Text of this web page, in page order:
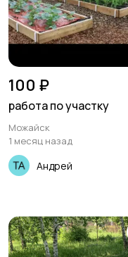
100 ₽
работа по участку
Можайск
1 месяц назад
Андрей